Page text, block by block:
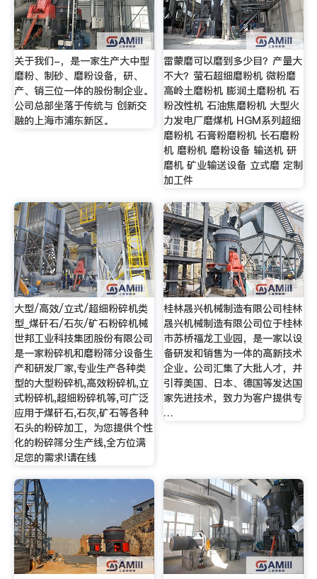
关于我们-，是一家生产大中型
磨粉、制砂、磨粉设备，研、
产、销三位一体的股份制企业。
公司总部坐落于传统与 创新交
融的上海市浦东新区。
雷蒙磨可以磨到多少目？产量大
不大？萤石超细磨粉机 微粉磨
高岭土磨粉机 膨润土磨粉机 石
粉改性机 石油焦磨粉机 大型火
力发电厂磨煤机 HGM系列超细
磨粉机 石膏粉磨粉机 长石磨粉
机 磨粉机 磨粉设备 输送机 研
磨机 矿业输送设备 立式磨 定制
加工件
大型/高效/立式/超细粉碎机类
型_煤矸石/石灰/矿石粉碎机械
世邦工业科技集团股份有限公司
是一家粉碎机和磨粉筛分设备生
产和研发厂家,专业生产各种类
型的大型粉碎机,高效粉碎机,立
式粉碎机,超细粉碎机等,可广泛
应用于煤矸石,石灰,矿石等各种
石头的粉碎加工，为您提供个性
化的粉碎筛分生产线,全方位满
足您的需求!请在线
桂林晟兴机械制造有限公司桂林
晟兴机械制造有限公司位于桂林
市苏桥福龙工业园，是一家以设
备研发和销售为一体的高新技术
企业。公司汇集了大批人才，并
引荐美国、日本、德国等发达国
家先进技术，致力为客户提供专
…